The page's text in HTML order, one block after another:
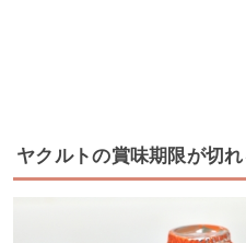
ヤクルトの賞味期限が切